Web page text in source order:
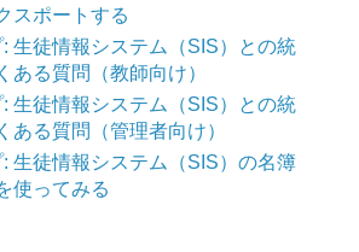
スポートする
生徒情報システム（SIS）との統
ある質問（教師向け）
生徒情報システム（SIS）との統
ある質問（管理者向け）
生徒情報システム（SIS）の名簿
使ってみる